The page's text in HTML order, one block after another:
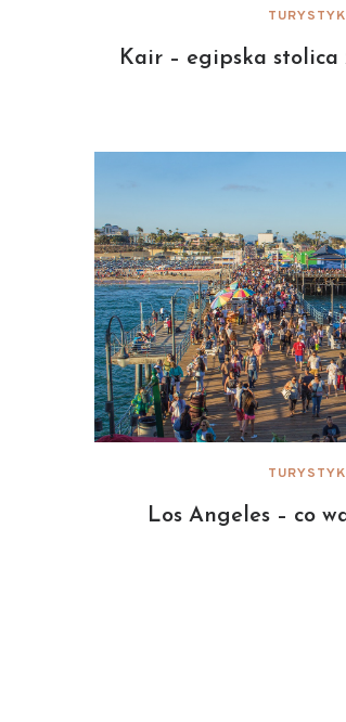
Kair – egipska stolica
Los Angeles – co